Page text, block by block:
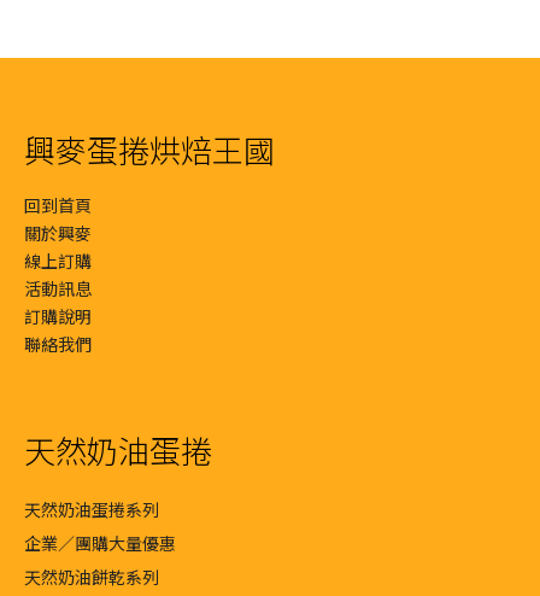
興麥蛋捲烘焙王國
回到首頁
關於興麥
線上訂購
活動訊息
訂購說明
聯絡我們
天然奶油蛋捲
天然奶油蛋捲系列
企業／團購大量優惠
天然奶油餅乾系列